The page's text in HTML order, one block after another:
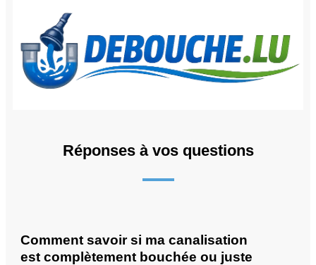
Réponses à vos questions
Comment savoir si ma canalisation
est complètement bouchée ou juste